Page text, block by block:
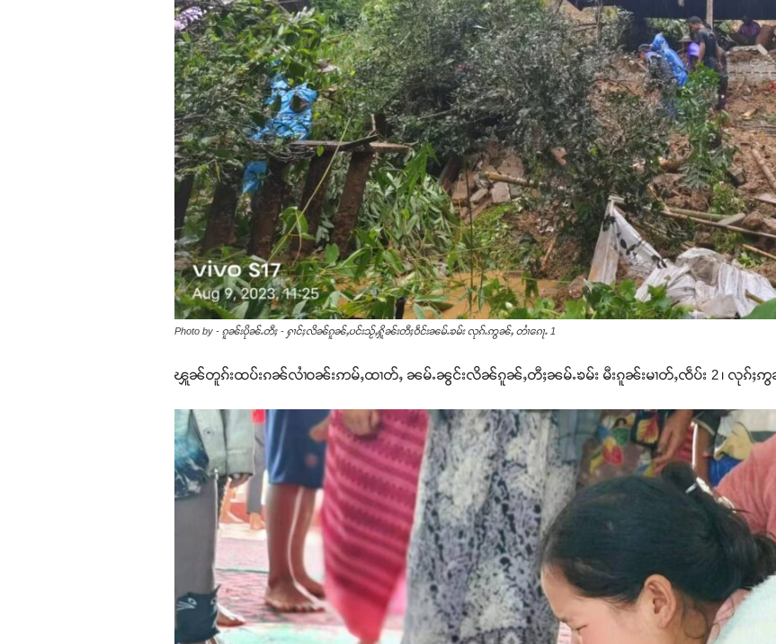
Photo by - ၵူၼ်းပိုၼ်ႉတီႈ - ႁၢင်ႈလိၼ်ၵူၼ်ႇပင်းသႂ်ႇႁိူၼ်းတီႈဝဵင်းၼမ်ႉၶမ်း လုၵ်ႉဢွၼ်ႇ တၢႆၵေႃႉ 1
ၾူၼ်တူၵ်းထပ်းၵၼ်လၢႆဝၼ်းဢမ်ႇထၢတ်ႇ ၼမ်ႉၼွင်းလိၼ်ၵူၼ်ႇတီႈၼမ်ႉၶမ်း မီးၵူၼ်းမၢတ်ႇၸဵပ်း 2 ၊ လုၵ်ႈဢွၼ်